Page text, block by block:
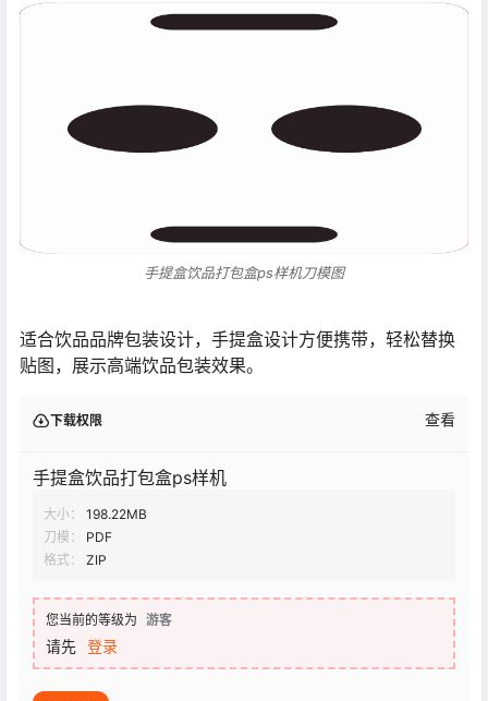
手提盒饮品打包盒ps样机刀模图
适合饮品品牌包装设计，手提盒设计方便携带，轻松替换
贴图，展示高端饮品包装效果。
下载权限 查看
手提盒饮品打包盒ps样机
大小：
198.22MB
刀模：
PDF
格式：
ZIP
您当前的等级为 游客
请先 登录